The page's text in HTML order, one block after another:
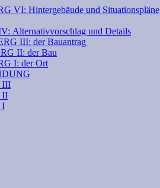
Hintergebäude und Situationspläne
Alternativvorschlag und Details
III: der Bauantrag
II: der Bau
I: der Ort
III
II
I